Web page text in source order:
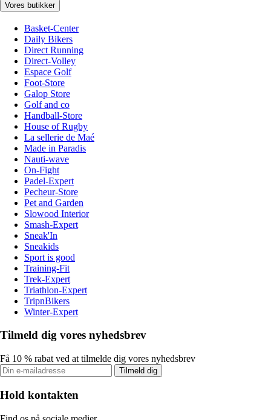
Vores butikker
Basket-Center
Daily Bikers
Direct Running
Direct-Volley
Espace Golf
Foot-Store
Galop Store
Golf and co
Handball-Store
House of Rugby
La sellerie de Maé
Made in Paradis
Nauti-wave
On-Fight
Padel-Expert
Pecheur-Store
Pet and Garden
Slowood Interior
Smash-Expert
Sneak'In
Sneakids
Sport is good
Training-Fit
Trek-Expert
Triathlon-Expert
TripnBikers
Winter-Expert
Tilmeld dig vores nyhedsbrev
Få 10 % rabat ved at tilmelde dig vores nyhedsbrev
Tilmeld dig
Hold kontakten